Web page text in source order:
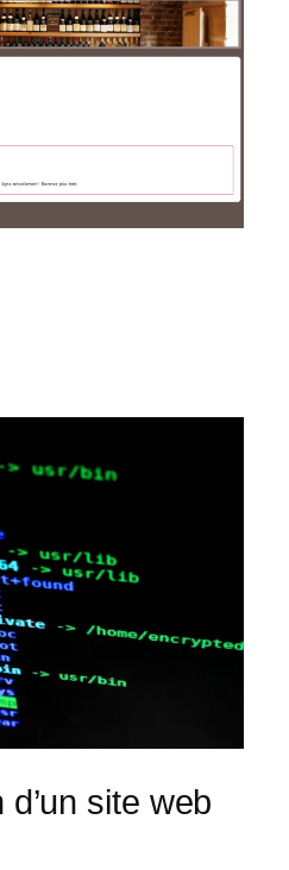
site web